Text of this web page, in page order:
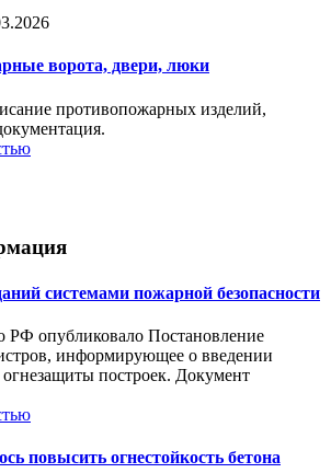
ворота, двери, люки
противопожарных изделий,
системами пожарной безопасности
РФ опубликовало Постановление
информирующее о введении
построек. Документ
повысить огнестойкость бетона